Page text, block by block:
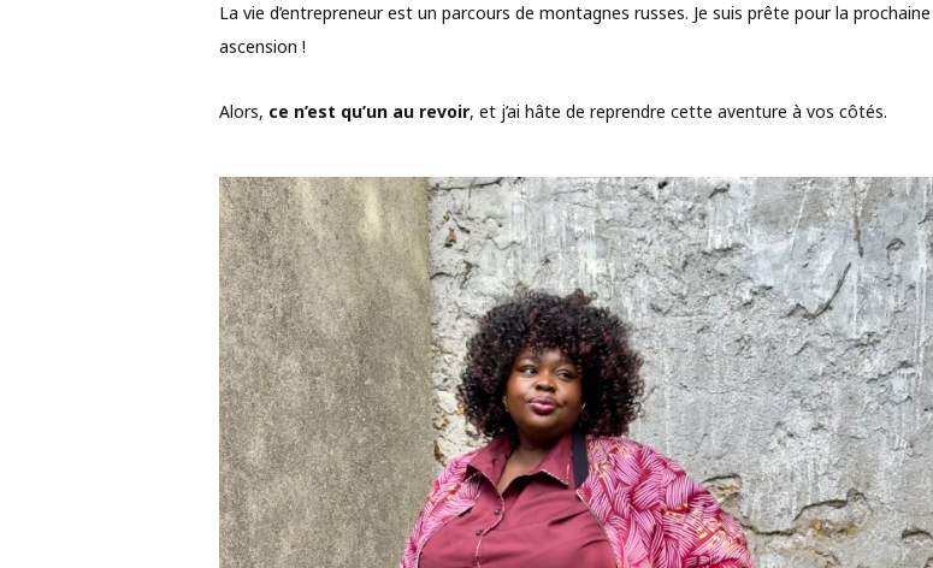
La vie d’entrepreneur est un parcours de montagnes russes. Je suis prête pour la prochaine
ascension !
Alors, ce n’est qu’un au revoir, et j’ai hâte de reprendre cette aventure à vos côtés.